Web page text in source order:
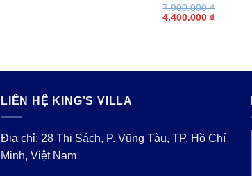
7.900.000₫
Giá
4.400.000 ₫Giá
LIÊN HỆ KING’S VILLA
Địa chỉ: 28 Thi Sách, P. Vũng Tàu, TP. Hồ Chí
Minh, Việt Nam